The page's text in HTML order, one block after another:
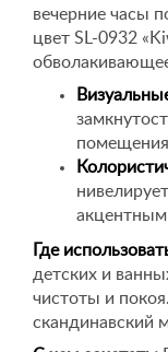
вечерние часы
цвет SL-0932
Где
детских и
чистоты и
скандинавский